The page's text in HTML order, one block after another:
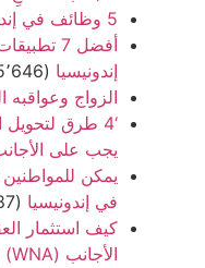
5 وظائف في إندونيسيا مناسبة للوافدين
أفضل 7
إندونيسيا (5٬646)
الزواج وعواقبه
‘4 طرق
يجب على
في إندونيسيا (4٬787)
كيف استثمار
الأجانب (WNA)